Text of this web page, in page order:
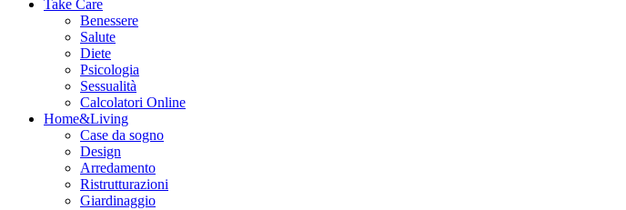
Take Care
Benessere
Salute
Diete
Psicologia
Sessualità
Calcolatori Online
Home&Living
Case da sogno
Design
Arredamento
Ristrutturazioni
Giardinaggio